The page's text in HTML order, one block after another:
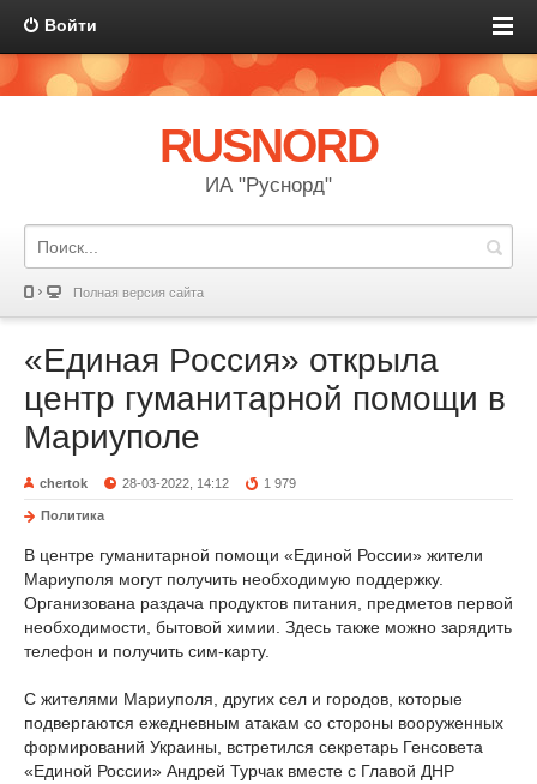
Войти
RUSNORD
ИА "Руснорд"
Полная версия сайта
«Единая Россия» открыла
центр гуманитарной помощи в
Мариуполе
chertok 28-03-2022, 14:12 1 979
Политика
В центре гуманитарной помощи «Единой России» жители
Мариуполя могут получить необходимую поддержку.
Организована раздача продуктов питания, предметов первой
необходимости, бытовой химии. Здесь также можно зарядить
телефон и получить сим-карту.
С жителями Мариуполя, других сел и городов, которые
подвергаются ежедневным атакам со стороны вооруженных
формирований Украины, встретился секретарь Генсовета
«Единой России» Андрей Турчак вместе с Главой ДНР